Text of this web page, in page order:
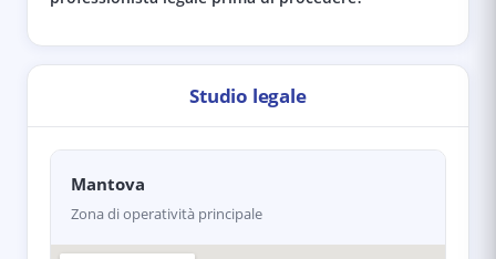
Studio legale
Mantova
Zona di operatività principale